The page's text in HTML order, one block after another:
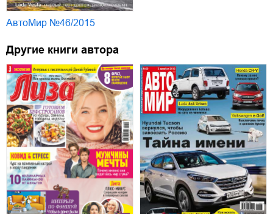
АвтоМир №46/2015
Другие книги автора